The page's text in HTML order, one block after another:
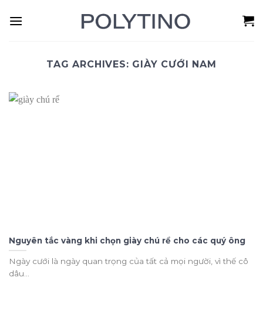
TAG ARCHIVES: GIÀY CƯỚI NAM
Nguyên tắc vàng khi chọn giày chú rể cho các quý ông
Ngày cưới là ngày quan trọng của tất cả mọi người, vì thế cô
dâu...